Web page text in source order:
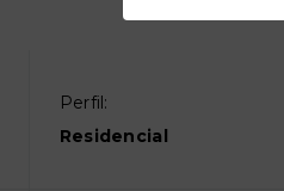
Perfil:
Residencial